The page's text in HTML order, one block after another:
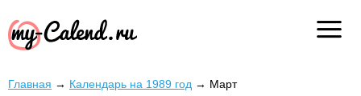
Главная → Календарь на 1989 год → Март